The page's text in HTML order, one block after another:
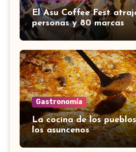
El Asu Coffee Fest
personas y 80 marcas
Gastronomía
La cocina de los
los asuncenos